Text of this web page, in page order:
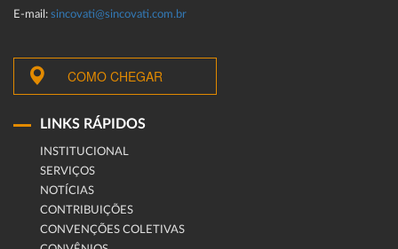
E-mail: sincovati@sincovati.com.br
COMO CHEGAR
LINKS RÁPIDOS
INSTITUCIONAL
SERVIÇOS
NOTÍCIAS
CONTRIBUIÇÕES
CONVENÇÕES COLETIVAS